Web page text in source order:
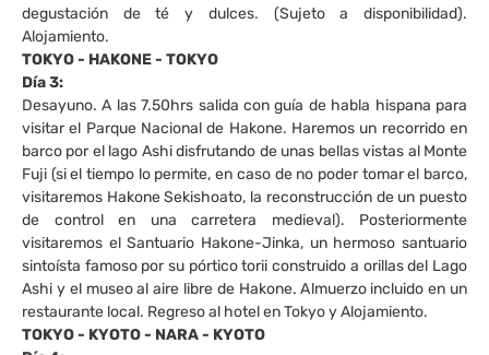
degustación de té y dulces. (Sujeto a disponibilidad).
Alojamiento.
TOKYO - HAKONE - TOKYO
Día 3:
Desayuno. A las 7.50hrs salida con guía de habla hispana para
visitar el Parque Nacional de Hakone. Haremos un recorrido en
barco por el lago Ashi disfrutando de unas bellas vistas al Monte
Fuji (si el tiempo lo permite, en caso de no poder tomar el barco,
visitaremos Hakone Sekishoato, la reconstrucción de un puesto
de control en una carretera medieval). Posteriormente
visitaremos el Santuario Hakone-Jinka, un hermoso santuario
sintoísta famoso por su pórtico torii construido a orillas del Lago
Ashi y el museo al aire libre de Hakone. Almuerzo incluido en un
restaurante local. Regreso al hotel en Tokyo y Alojamiento.
TOKYO - KYOTO - NARA - KYOTO